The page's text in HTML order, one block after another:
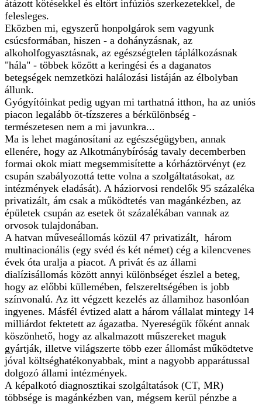
átázott kötésekkel és eltört infúziós szerkezetekkel, de
felesleges.
Eközben mi, egyszerű honpolgárok sem vagyunk
csúcsformában, hiszen - a dohányzásnak, az
alkoholfogyasztásnak, az egészségtelen táplálkozásnak
"hála" - többek között a keringési és a daganatos
betegségek nemzetközi halálozási listáján az élbolyban
állunk.
Gyógyítóinkat pedig ugyan mi tarthatná itthon, ha az uniós
piacon legalább öt-tízszeres a bérkülönbség -
természetesen nem a mi javunkra...
Ma is lehet magánosítani az egészségügyben, annak
ellenére, hogy az Alkotmánybíróság tavaly decemberben
formai okok miatt megsemmisítette a kórháztörvényt (ez
csupán szabályozottá tette volna a szolgáltatásokat, az
intézmények eladását). A háziorvosi rendelők 95 százaléka
privatizált, ám csak a működtetés van magánkézben, az
épületek csupán az esetek öt százalékában vannak az
orvosok tulajdonában.
A hatvan műveseállomás közül 47 privatizált, három
multinacionális (egy svéd és két német) cég a kilencvenes
évek óta uralja a piacot. A privát és az állami
dialízisállomás között annyi különbséget észlel a beteg,
hogy az előbbi küllemében, felszereltségében is jobb
színvonalú. Az itt végzett kezelés az államihoz hasonlóan
ingyenes. Másfél évtized alatt a három vállalat mintegy 14
milliárdot fektetett az ágazatba. Nyereségük főként annak
köszönhető, hogy az alkalmazott műszereket maguk
gyártják, illetve világszerte több ezer állomást működtetve
jóval költséghatékonyabbak, mint a nagyobb apparátussal
dolgozó állami intézmények.
A képalkotó diagnosztikai szolgáltatások (CT, MR)
többsége is magánkézben van, mégsem kerül pénzbe a